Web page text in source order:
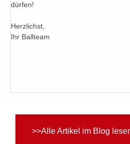
dürfen!
Herzlichst,
Ihr Ballteam
>>Alle Artikel im Blog